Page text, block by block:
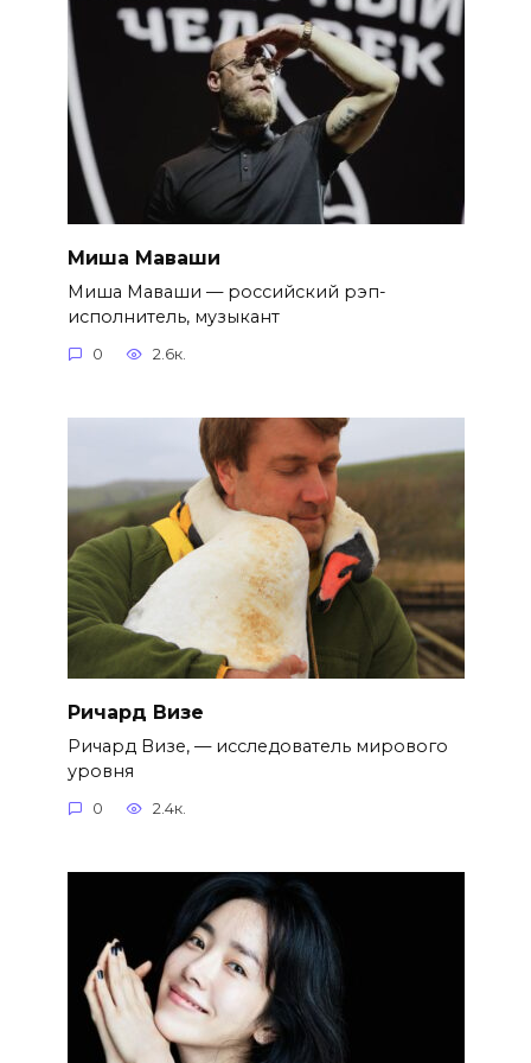
Миша Маваши
Миша Маваши — российский рэп-
исполнитель, музыкант
0 2.6к.
Ричард Визе
Ричард Визе, — исследователь мирового
уровня
0 2.4к.